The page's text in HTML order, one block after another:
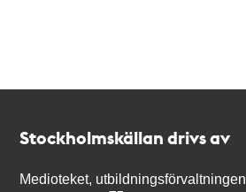
Stockholmskällan drivs av
Medioteket, utbildningsförvaltningen